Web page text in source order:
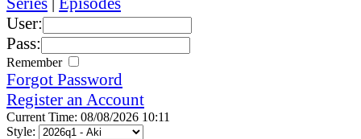
User:
Pass:
Remember
Forgot Password
Register an Account
Current Time: 08/08/2026 10:11
Style: